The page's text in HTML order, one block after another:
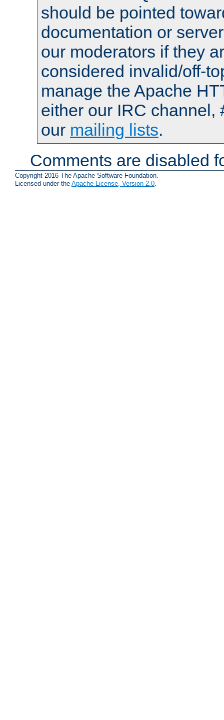
should be pointed
documentation or
our moderators if they
considered invalid/off-
manage the Apache
either our IRC channel,
our mailing lists.
Comments are disabled
Copyright 2016 The Apache Software Foundation.
Licensed under the Apache License, Version 2.0.